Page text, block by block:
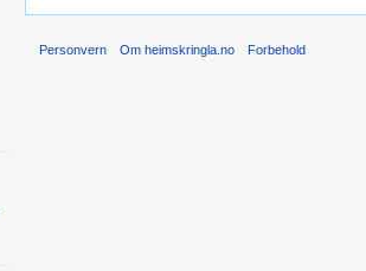
Personvern Om heimskringla.no Forbehold